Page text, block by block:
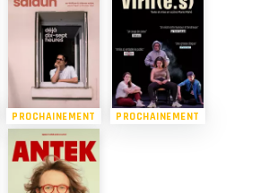
PROCHAINEMENT PROCHAINEMENT